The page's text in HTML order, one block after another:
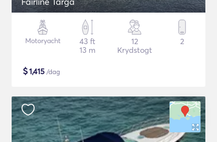
Motoryacht
43 ft
13 m
12
Krydstogt
2
$1,415 /dag